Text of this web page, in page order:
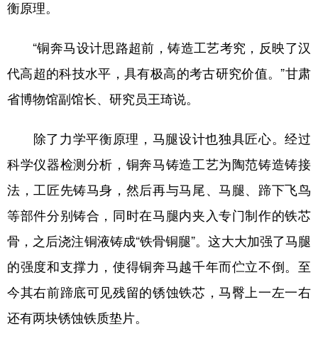
衡原理。
“铜奔马设计思路超前，铸造工艺考究，反映了汉
代高超的科技水平，具有极高的考古研究价值。”甘肃
省博物馆副馆长、研究员王琦说。
除了力学平衡原理，马腿设计也独具匠心。经过
科学仪器检测分析，铜奔马铸造工艺为陶范铸造铸接
法，工匠先铸马身，然后再与马尾、马腿、蹄下飞鸟
等部件分别铸合，同时在马腿内夹入专门制作的铁芯
骨，之后浇注铜液铸成“铁骨铜腿”。这大大加强了马腿
的强度和支撑力，使得铜奔马越千年而伫立不倒。至
今其右前蹄底可见残留的锈蚀铁芯，马臀上一左一右
还有两块锈蚀铁质垫片。